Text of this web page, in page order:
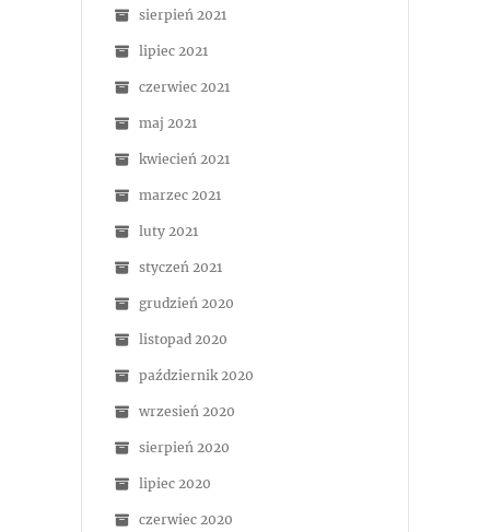
sierpień 2021
lipiec 2021
czerwiec 2021
maj 2021
kwiecień 2021
marzec 2021
luty 2021
styczeń 2021
grudzień 2020
listopad 2020
październik 2020
wrzesień 2020
sierpień 2020
lipiec 2020
czerwiec 2020